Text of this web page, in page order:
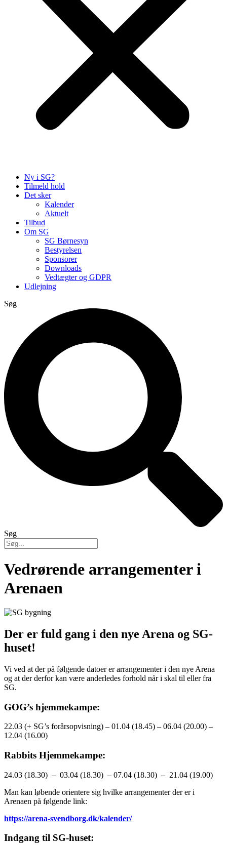
Ny i SG?
Tilmeld hold
Det sker
Kalender
Aktuelt
Tilbud
Om SG
SG Børnesyn
Bestyrelsen
Sponsorer
Downloads
Vedtægter og GDPR
Udlejning
Søg
Søg
Vedrørende arrangementer i
Arenaen
Der er fuld gang i den nye Arena og SG-
huset!
Vi ved at der på følgende datoer er arrangementer i den nye Arena
og at der derfor kan være anderledes forhold når i skal til eller fra
SG.
GOG’s hjemmekampe:
22.03 (+ SG’s forårsopvisning) – 01.04 (18.45) – 06.04 (20.00) –
12.04 (16.00)
Rabbits Hjemmekampe:
24.03 (18.30) – 03.04 (18.30) – 07.04 (18.30) – 21.04 (19.00)
Man kan løbende orientere sig hvilke arrangementer der er i
Arenaen på følgende link:
https://arena-svendborg.dk/kalender/
Indgang til SG-huset: